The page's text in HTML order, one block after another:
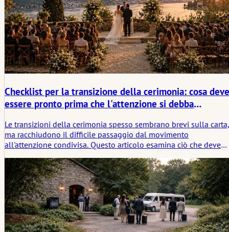
Checklist per la transizione della cerimonia: cosa deve
essere pronto prima che l'attenzione si debba
Le transizioni della cerimonia spesso sembrano brevi sulla carta,
ma racchiudono il difficile passaggio dal movimento
all'attenzione condivisa. Questo articolo esamina ciò che deve
e l'audio ai segnali, alla quiete e alla più silenziosa
emotiva della sala.